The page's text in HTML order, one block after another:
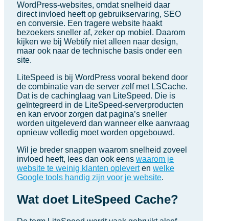
WordPress-websites, omdat snelheid daar
direct invloed heeft op gebruikservaring, SEO
en conversie. Een tragere website haakt
bezoekers sneller af, zeker op mobiel. Daarom
kijken we bij Webtify niet alleen naar design,
maar ook naar de technische basis onder een
site.
LiteSpeed is bij WordPress vooral bekend door
de combinatie van de server zelf met LSCache.
Dat is de cachinglaag van LiteSpeed. Die is
geïntegreerd in de LiteSpeed-serverproducten
en kan ervoor zorgen dat pagina’s sneller
worden uitgeleverd dan wanneer elke aanvraag
opnieuw volledig moet worden opgebouwd.
Wil je breder snappen waarom snelheid zoveel
invloed heeft, lees dan ook eens waarom je
website te weinig klanten opleverten welke
Google tools handig zijn voor je website.
Wat doet LiteSpeed Cache?